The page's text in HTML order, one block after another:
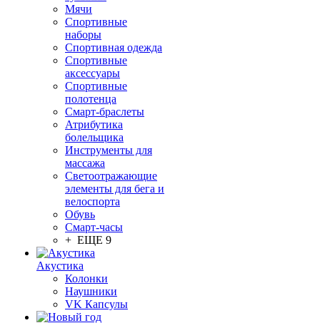
Мячи
Спортивные
наборы
Спортивная одежда
Спортивные
аксессуары
Спортивные
полотенца
Смарт-браслеты
Атрибутика
болельщика
Инструменты для
массажа
Светоотражающие
элементы для бега и
велоспорта
Обувь
Смарт-часы
+ ЕЩЕ 9
Акустика
Колонки
Наушники
VK Капсулы